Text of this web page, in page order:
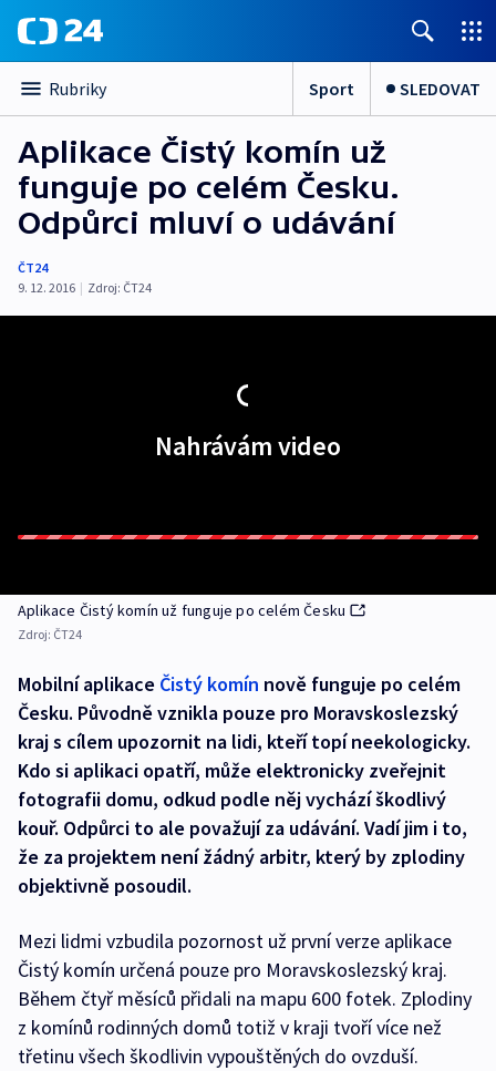
Rubriky Sport SLEDOVAT
Aplikace Čistý komín už
funguje po celém Česku.
Odpůrci mluví o udávání
ČT24
9. 12. 2016 | Zdroj: ČT24
Nahrávám video
Aplikace Čistý komín už funguje po celém Česku
Zdroj: ČT24
Mobilní aplikace Čistý komín nově funguje po celém
Česku. Původně vznikla pouze pro Moravskoslezský
kraj s cílem upozornit na lidi, kteří topí neekologicky.
Kdo si aplikaci opatří, může elektronicky zveřejnit
fotografii domu, odkud podle něj vychází škodlivý
kouř. Odpůrci to ale považují za udávání. Vadí jim i to,
že za projektem není žádný arbitr, který by zplodiny
objektivně posoudil.
Mezi lidmi vzbudila pozornost už první verze aplikace
Čistý komín určená pouze pro Moravskoslezský kraj.
Během čtyř měsíců přidali na mapu 600 fotek. Zplodiny
z komínů rodinných domů totiž v kraji tvoří více než
třetinu všech škodlivin vypouštěných do ovzduší.